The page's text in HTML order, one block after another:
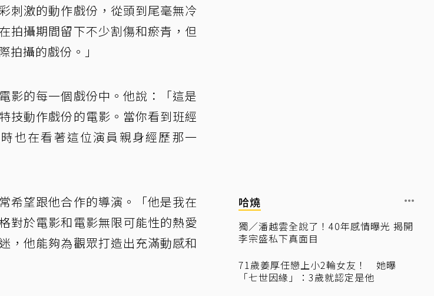
刺激的動作戲份，從頭到尾毫無冷
拍攝期間留下不少割傷和瘀青，但
攝的戲份。」
影的每一個戲份中。他說：「這是
技動作戲份的電影。當你看到班經
也在看著這位演員親身經歷那一
希望跟他合作的導演。「他是我在
對於電影和電影無限可能性的熱愛
，他能夠為觀眾打造出充滿動感和
哈燒
獨／潘越雲全說了！40年感情曝光 揭開
李宗盛私下真面目
71歲姜厚任戀上小2輪女友！ 她曝
「七世因緣」：3歲就認定是他